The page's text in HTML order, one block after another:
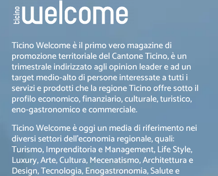
Ticino Welcome è il primo vero magazine di
promozione territoriale del Cantone Ticino, è un
trimestrale indirizzato agli opinion leader e ad un
target medio-alto di persone interessate a tutti i
servizi e prodotti che la regione Ticino offre sotto il
profilo economico, finanziario, culturale, turistico,
eno-gastronomico e commerciale.
Ticino Welcome è oggi un media di riferimento nei
diversi settori dell’economia regionale, quali:
Turismo, Imprenditoria e Management, Life Style,
Luxury, Arte, Cultura, Mecenatismo, Architettura e
Design, Tecnologia, Enogastronomia, Salute e